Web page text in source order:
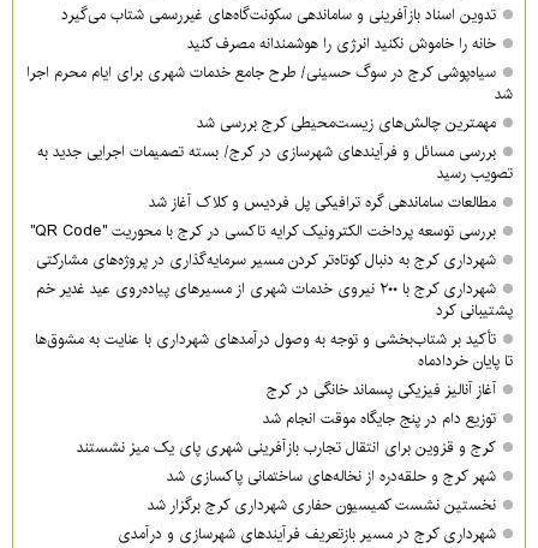
تدوین اسناد بازآفرینی و ساماندهی سکونت‌گاه‌های غیررسمی شتاب می‌گیرد
خانه را خاموش نکنید انرژی را هوشمندانه مصرف کنید
سیاه‌پوشی کرج در سوگ حسینی/ طرح جامع خدمات شهری برای ایام محرم اجرا
شد
مهمترین چالش‌های زیست‌محیطی کرج بررسی شد
بررسی مسائل و فرآیندهای شهرسازی در کرج/ بسته تصمیمات اجرایی جدید به
تصویب رسید
مطالعات ساماندهی گره ترافیکی پل فردیس و کلاک آغاز شد
بررسی توسعه پرداخت الکترونیک کرایه تاکسی در کرج با محوریت "QR Code"
شهرداری کرج به دنبال کوتاه‌تر کردن مسیر سرمایه‌گذاری در پروژه‌های مشارکتی
شهرداری کرج با ۲۰۰ نیروی خدمات شهری از مسیرهای پیاده‌روی عید غدیر خم
پشتیبانی کرد
تأکید بر شتاب‌بخشی و توجه به وصول درآمدهای شهرداری با عنایت به مشوق‌ها
تا پایان خردادماه
آغاز آنالیز فیزیکی پسماند خانگی در کرج
توزیع دام در پنج جایگاه موقت انجام شد
کرج و قزوین برای انتقال تجارب بازآفرینی شهری پای یک میز نشستند
شهر کرج و حلقه‌دره از نخاله‌های ساختمانی پاکسازی شد
نخستین نشست کمیسیون حفاری شهرداری کرج برگزار شد
شهرداری کرج در مسیر بازتعریف فرآیندهای شهرسازی و درآمدی